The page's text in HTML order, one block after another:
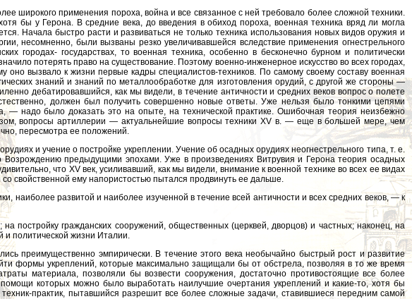
широкого применения пороха, война и все связанное с ней требовало более сложной техники.
бы у Герона. В средние века, до введения в обиход пороха, военная техника вряд ли могла
Начала быстро расти и развиваться не только техника использования новых видов оружия и
несомненно, были вызваны резко увеличивавшейся вследствие применения огнестрельного
городах- государствах, то военная техника, особенно в бесконечно бурном и политически
потерять право на существование. Поэтому военно-инженерное искусство во всех городах,
оно вызвало к жизни первые кадры специалистов-техников. По самому своему составу военная
знаний и знаний по металлообработке для изготовления орудий, с другой же стороны —
дебатировавшийся, как мы видели, в течение античности и средних веков вопрос о полете
должен был получить совершенно новые ответы. Уже нельзя было тонкими цепями
— надо было доказать это на опыте, на технической практике. Ошибочная теория неизбежно
вопросы артиллерии — актуальнейшие вопросы техники XV в. — еще в большей мере, чем
пересмотра ее положений.
и учение о постройке укреплении. Учение об осадных орудиях неогнестрельного типа, т. е.
предыдущими эпохами. Уже в произведениях Витрувия и Геронa теория осадных
что XV век, усиливавший, как мы видели, внимание к военной технике во всех ее видах
свойственной ему напористостью пытался продвинуть ее дальше.
наиболее развитой и наиболее изученной в течение всей античности и всех средних веков, — к
постройку гражданских сооружений, общественных (церквей, дворцов) и частных; наконец, на
и политической жизни Италии.
преимущественно эмпирически. В течение этого века необычайно быстрый рост и развитие
формы укреплений, которые максимально защищали бы от обстрела, позволяя в то же время
материала, позволяли бы возвести сооружения, достаточно противостоящие все более
которых можно было выработать наилучшие очертания укреплений и какие-то, хотя бы
практик, пытавшийся разрешит все более сложные задачи, ставившиеся передним самой